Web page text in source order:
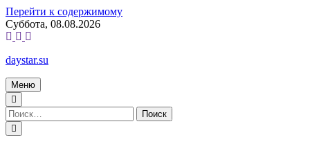
Перейти к содержимому
Суббота, 08.08.2026
daystar.su
Меню